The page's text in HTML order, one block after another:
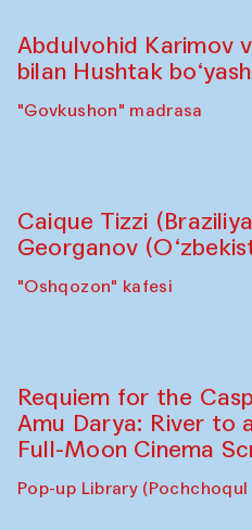
Abdulvohid Karimov
bilan Hushtak
"Govkushon" madrasa
Caique Tizzi
Georganov
"Oshqozon" kafesi
Requiem for the
Amu Darya: River to
Full-Moon Cinema
Pop-up Library